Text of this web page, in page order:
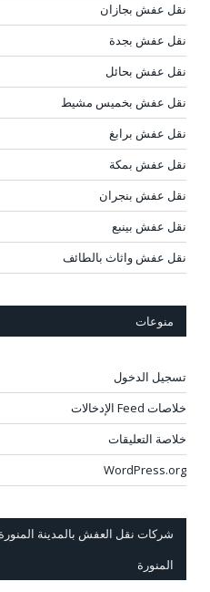
نقل عفش بجازان
نقل عفش بجدة
نقل عفش بحائل
نقل عفش بخميس مشيط
نقل عفش برابغ
نقل عفش بمكة
نقل عفش بنجران
نقل عفش بينبع
نقل عفش واثاث بالطائف
منوعات
تسجيل الدخول
خلاصات Feed الإدخالات
خلاصة التعليقات
WordPress.org
شركات نقل العفش بالمدينة
المنورة